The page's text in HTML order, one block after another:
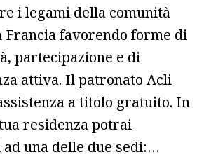
i legami della comunità
Francia favorendo forme di
partecipazione e di
attiva. Il patronato Acli
a titolo gratuito. In
residenza potrai
una delle due sedi:…